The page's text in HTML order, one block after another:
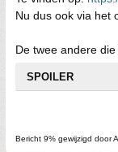
Nu dus ook via het
De twee andere
SPOILER
Bericht 9% gewijzigd door